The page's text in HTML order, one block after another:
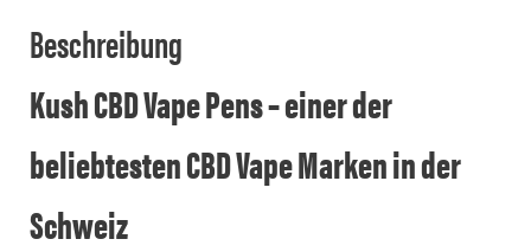
Beschreibung
Kush CBD Vape Pens – einer der
beliebtesten CBD Vape Marken in der
Schweiz